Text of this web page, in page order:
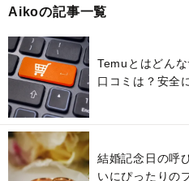
Aikoの記事一覧
Temuとはどん
口コミは？安全
結婚記念日の呼
いにぴったりの